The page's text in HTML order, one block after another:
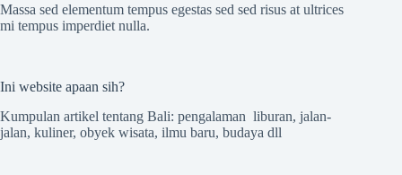
Massa sed elementum tempus egestas sed sed risus at ultrices
mi tempus imperdiet nulla.
Ini website apaan sih?
Kumpulan artikel tentang Bali: pengalaman liburan, jalan-
jalan, kuliner, obyek wisata, ilmu baru, budaya dll